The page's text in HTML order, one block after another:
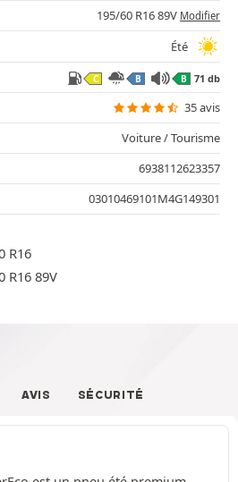
195/60 R16 89V Modifier
Été
C B B 71 db
35 avis
Voiture / Tourisme
6938112623357
03010469101M4G149301
R16
R16 89V
AVIS SÉCURITÉ